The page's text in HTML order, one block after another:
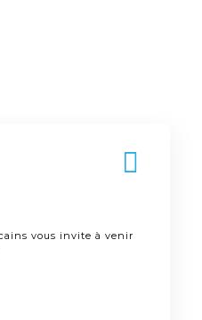
vous invite à venir